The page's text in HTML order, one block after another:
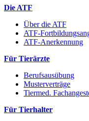
Die ATF
Über die ATF
ATF-
ATF-Anerkennung
Für Tierärzte
Berufsausübung
Musterverträge
Tiermed.
Für Tierhalter